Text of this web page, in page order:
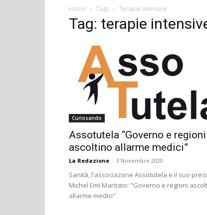
Home Tags Terapie intensive
Tag: terapie
Curiosando
Assotutela “Governo e regioni
ascoltino allarme medici”
La Redazione - 3 Novembre 2020
Sanità, l'associazone Assotutela e il suo
Michel Emi Maritato: "Governo e regioni
allarme medici"